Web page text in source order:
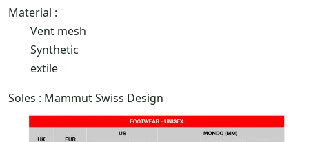
Material :
Vent mesh
Synthetic
extile
Soles : Mammut Swiss Design